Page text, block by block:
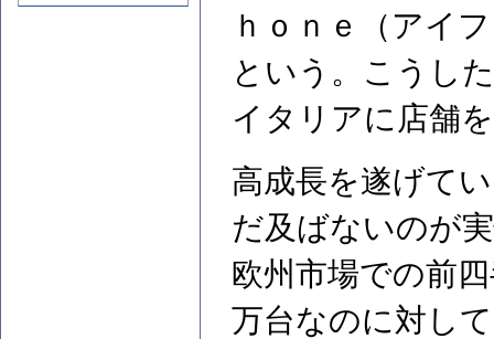
ｈｏｎｅ（アイ
という。こうし
イタリアに店舗
高成長を遂げて
だ及ばないのが
欧州市場での前
万台なのに対し